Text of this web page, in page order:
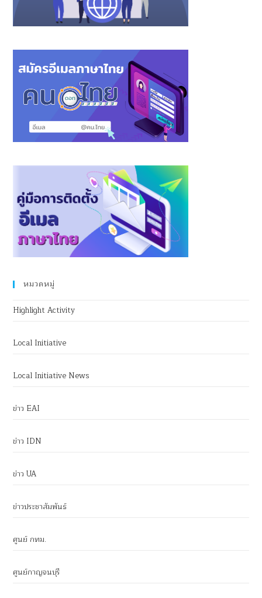
หมวดหมู่
Highlight Activity
Local Initiative
Local Initiative News
ข่าว EAI
ข่าว IDN
ข่าว UA
ข่าวประชาสัมพันธ์
ศูนย์ กทม.
ศูนย์กาญจนบุรี